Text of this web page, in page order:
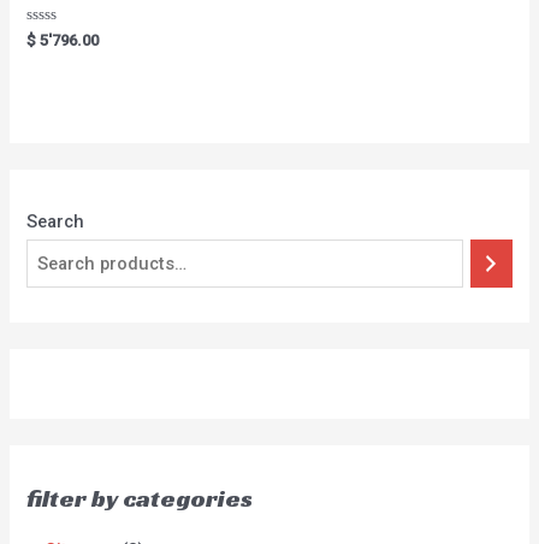
Search
filter by categories
Rated
0
$ 5'796.00